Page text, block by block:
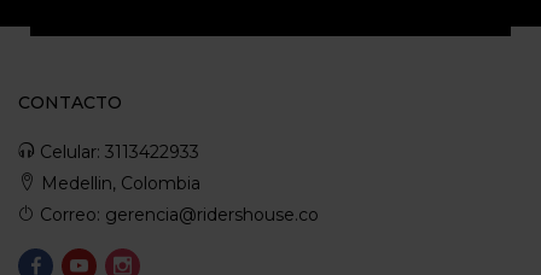
CONTACTO
Celular: 3113422933
Medellin, Colombia
Correo: gerencia@ridershouse.co